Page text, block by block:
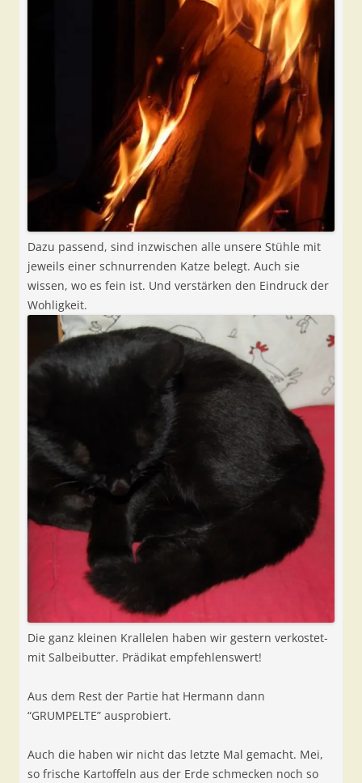
Dazu passend, sind inzwischen alle unsere Stühle mit
jeweils einer schnurrenden Katze belegt. Auch sie
wissen, wo es fein ist. Und verstärken den Eindruck der
Wohligkeit.
Die ganz kleinen Krallelen haben wir gestern verkostet-
mit Salbeibutter. Prädikat empfehlenswert!
Aus dem Rest der Partie hat Hermann dann
“GRUMPELTE” ausprobiert.
Auch die haben wir nicht das letzte Mal gemacht. Mei,
so frische Kartoffeln aus der Erde schmecken noch so